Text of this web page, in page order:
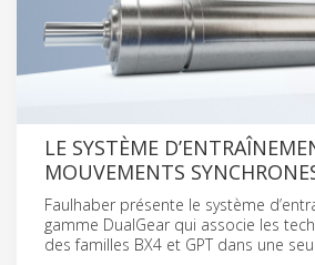
LE SYSTÈME
MOUVEMENTS
Faulhaber présente le système
gamme DualGear qui associe les
des familles BX4 et GPT dans une